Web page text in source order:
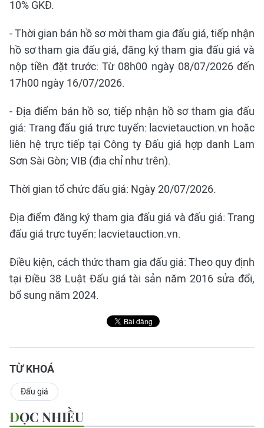
10% GKĐ.
- Thời gian bán hồ sơ mời tham gia đấu giá, tiếp nhận
hồ sơ tham gia đấu giá, đăng ký tham gia đấu giá và
nộp tiền đặt trước: Từ 08h00 ngày 08/07/2026 đến
17h00 ngày 16/07/2026.
- Địa điểm bán hồ sơ, tiếp nhận hồ sơ tham gia đấu
giá: Trang đấu giá trực tuyến: lacvietauction.vn hoặc
liên hệ trực tiếp tại Công ty Đấu giá hợp danh Lam
Sơn Sài Gòn; VIB (địa chỉ như trên).
Thời gian tổ chức đấu giá: Ngày 20/07/2026.
Địa điểm đăng ký tham gia đấu giá và đấu giá: Trang
đấu giá trực tuyến: lacvietauction.vn.
Điều kiện, cách thức tham gia đấu giá: Theo quy định
tại Điều 38 Luật Đấu giá tài sản năm 2016 sửa đổi,
bổ sung năm 2024.
TỪ KHOÁ
Đấu giá
ĐỌC NHIỀU